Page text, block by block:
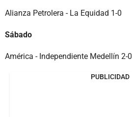
Alianza Petrolera - La Equidad 1-0
Sábado
América - Independiente Medellín 2-0
PUBLICIDAD